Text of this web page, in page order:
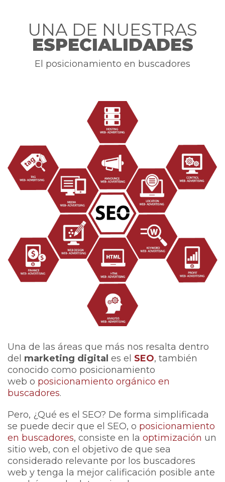
UNA DE NUESTRAS
ESPECIALIDADES
El posicionamiento en buscadores
Una de las áreas que más nos resalta dentro
del marketing digital es el SEO, también
conocido como posicionamiento
web o posicionamiento orgánico en
buscadores.
Pero, ¿Qué es el SEO? De forma simplificada
se puede decir que el SEO, o posicionamiento
en buscadores, consiste en la optimización un
sitio web, con el objetivo de que sea
considerado relevante por los buscadores
web y tenga la mejor calificación posible ante